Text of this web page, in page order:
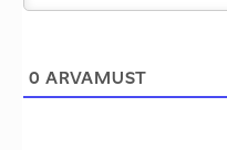
0 ARVAMUST